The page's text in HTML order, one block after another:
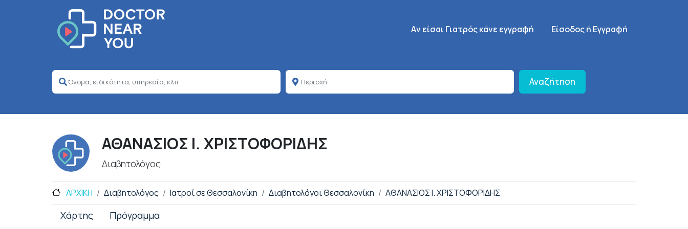
Κεντρική πλοήγηση
Aν είσαι Γιατρός κάνε εγγραφή SignUp Menu
Είσοδος ή Εγγραφή
Αναζήτηση
ΑΘΑΝΑΣΙΟΣ Ι. ΧΡΙΣΤΟΦΟΡΙΔΗΣ
Διαβητολόγος
ΑΡΧΙΚΗ Διαβητολόγος Ιατροί σε Θεσσαλονίκη Διαβητολόγοι Θεσσαλονίκη ΑΘΑΝΑΣΙΟΣ Ι. ΧΡΙΣΤΟΦΟΡΙΔΗΣ
Χάρτης Πρόγραμμα